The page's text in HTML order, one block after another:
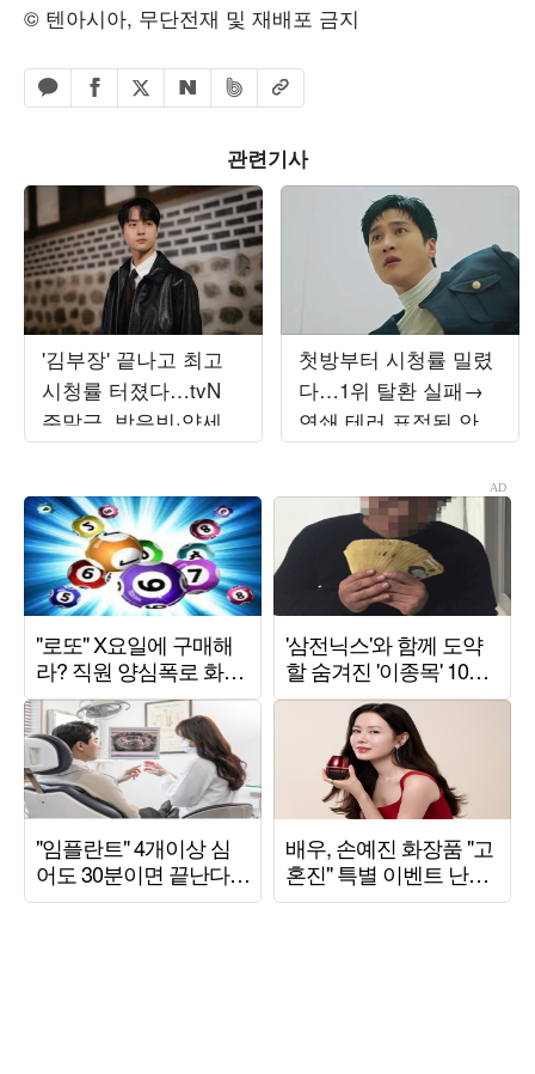
© 텐아시아, 무단전재 및 재배포 금지
카카오톡 공유하기
페이스북 공유하기
엑스 공유하기
네이버 공유하기
밴드 공유하기
URL복사
관련기사
'김부장' 끝나고 최고
시청률 터졌다…tvN
주말극, 박은빈·양세종
·옹성우 삼각관계 ('오
첫방부터 시청률 밀렸
다…1위 탈환 실패→
연쇄 테러 표적된 안보
현 '6.1%' ('재벌X형사